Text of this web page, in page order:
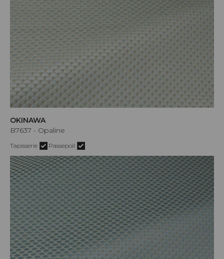
OKINAWA
B7637 - Opaline
Tapisserie Passepoil